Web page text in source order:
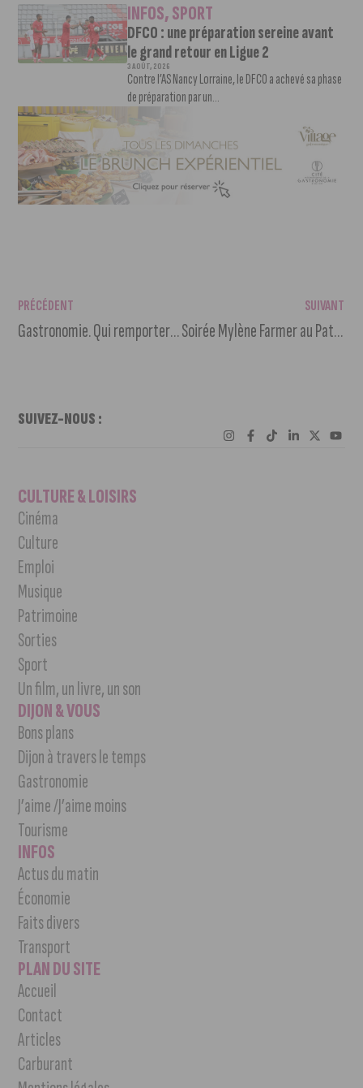
INFOS,SPORT
DFCO : une préparation sereine avant
le grand retour en Ligue 2
3 AOÛT, 2026
Contre l’AS Nancy Lorraine, le DFCO a achevé sa phase
de préparation par un...
PRÉCÉDENT
Gastronomie. Qui remportera le concours Jeunes Talents 2024 ?
SUIVANT
Soirée Mylène Farmer au Pathé Dijon et au Ciné Cap Vert
SUIVEZ-NOUS :
CULTURE & LOISIRS
Cinéma
Culture
Emploi
Musique
Patrimoine
Sorties
Sport
Un film, un livre, un son
DIJON & VOUS
Bons plans
Dijon à travers le temps
Gastronomie
J’aime /J’aime moins
Tourisme
INFOS
Actus du matin
Économie
Faits divers
Transport
PLAN DU SITE
Accueil
Contact
Articles
Carburant